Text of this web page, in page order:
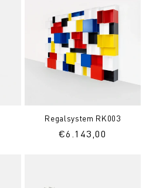
Regalsystem RK003
Normaler
€6.143,00